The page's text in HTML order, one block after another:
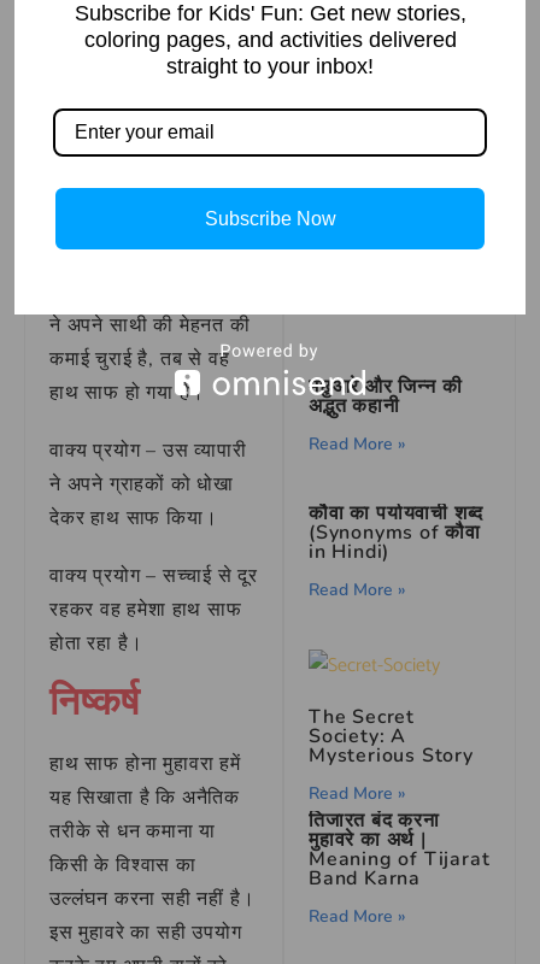
To earn money
through dishonest
हाथ साफ होना
मुहावरे का
वाक्य प्रयोग
ने अपने साथी की मेहनत की
कमाई चुराई है, तब से वह
हाथ साफ हो गया है।
वाक्य प्रयोग – उस व्यापारी
ने अपने ग्राहकों को धोखा
देकर हाथ साफ किया।
वाक्य प्रयोग – सच्चाई से दूर
रहकर वह हमेशा हाथ साफ
होता रहा है।
निष्कर्ष
हाथ साफ होना मुहावरा हमें
यह सिखाता है कि अनैतिक
तरीके से धन कमाना या
किसी के विश्वास का
उल्लंघन करना सही नहीं है।
इस मुहावरे का सही उपयोग
Read More »
How to Draw Thor
Hammer in Simple
and Easy Steps
मछुआरे और जिन्न की
अद्भुत कहानी
Read More »
कौवा का पर्यायवाची शब्द
(Synonyms of कौवा
in Hindi)
Read More »
The Secret
Society: A
Mysterious Story
Read More »
तिजारत बंद करना
मुहावरे का अर्थ |
Meaning of Tijarat
Band Karna
Read More »
Subscribe for Kids' Fun: Get new stories,
coloring pages, and activities delivered
straight to your inbox!
Subscribe Now